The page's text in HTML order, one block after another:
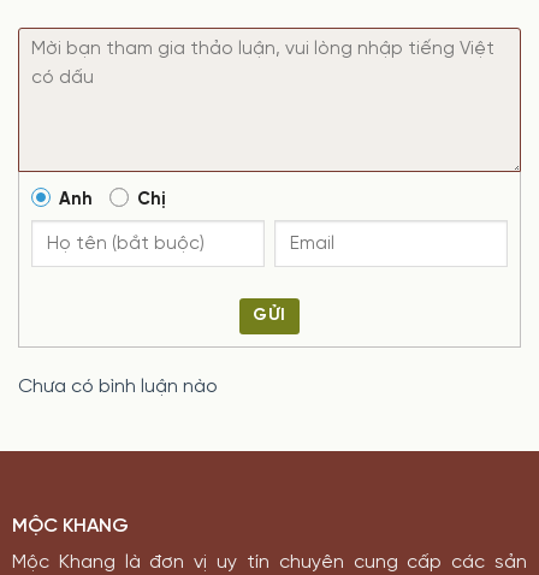
Anh Chị
GỬI
Chưa có bình luận nào
MỘC KHANG
Mộc Khang là đơn vị uy tín chuyên cung cấp các sản